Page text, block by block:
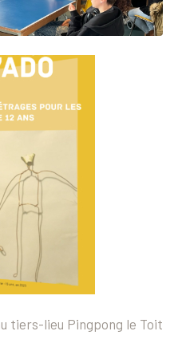
tiers-lieu Pingpong le Toit